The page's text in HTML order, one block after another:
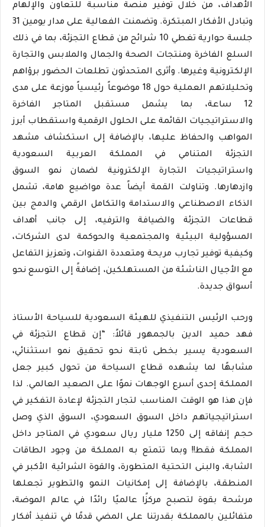
الأهداف، من خلال توفير منصة مناسبة للتعاون والإلهام
وتبادل الأفكار المبتكرة. وتضمنت الفعالية على مدار يومين 31
جلسة حوارية تغطي 10 شرائح من قطاع التجزئة، بما في ذلك
السلع الفاخرة ومنتجات الصحة والجمال والملابس والتجارة
الإلكترونية وغيرها. وأثرى المتحدثون تطلعات الحضور برؤاهم
وتحليلاتهم العملية حول 18 موضوعاً رئيسياً موزعة على مدى
12 ساعة، بما يشمل مستقبل المتاجر الفاخرة
والاستراتيجيات القائمة على الحلول الرقمية واستقطاب أبرز
المواهب والحفاظ عليها، بالإضافة إلى استكشاف مشهد
التجزئة المتنامي في المملكة العربية السعودية
واستراتيجيات التجارة الإلكترونية لضمان نمو السوق
وازدهارها. وتناولت القمة أيضاً عدة مواضيع هامة، تشمل
الذكاء الاصطناعي والاستدامة والتكامل الرقمي والدمج بين
قطاعات التجزئة والضيافة والترفيه، إلى جانب أهداف
المسؤولية البيئية والمجتمعية والحوكمة لدى الشركات،
وكيفية توفير تجارب مريحة ومتعددة القنوات، وتعزيز التفاعل
مع الأجيال الناشئة من المستهلكين، إضافةً إلى التوسع نحو
أسواق جديدة.
ورحب الرئيس التنفيذي للهيئة السعودية للسياحة الأستاذ
فهد حميد الدين بالجمهور قائلاً: “إن قطاع التجزئة في
السعودية يسير بخطى ثابتة نحو تحقيق نمو استثنائي،
مشابهًا لما يشهده قطاع السياحة من تحول كبير جعل
المملكة إحدى أسرع الوجهات نموًا على الصعيد العالمي. لذا
فإن هذا هو الوقت المناسب لتجار التجزئة لإعادة التفكير في
استراتيجياتهم داخل السوق السعودي، السوق الذي وصل
حجم إنفاقه إلى 1250 مليار ريال سعودي في المتاجر داخل
المملكة فقط!! وبما تتمتع به المملكة من وجود الطاقات
الشابة، والبنى التحتية المتطورة، والقوة الشرائية الأكبر في
المنطقة، بالإضافة إلى إمكانيات النمو والتطوير تجعلها
مرشحة بقوة لتصبح مركزًا عالميًا رائدًا في عالم الموضة،
متفائلين بالمملكة بقدرتنا على المضي قدمًا في تنفيذ أفكار